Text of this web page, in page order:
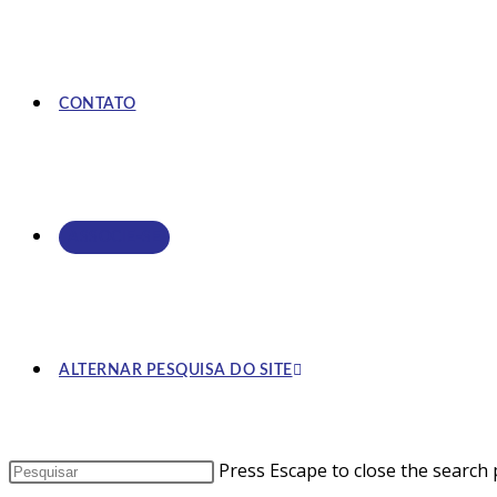
CONTATO
ALTERNAR PESQUISA DO SITE
Press Escape to close the search